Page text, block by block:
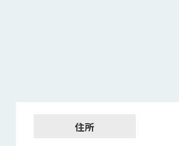
住所